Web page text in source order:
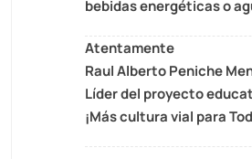
bebidas energéticas o
Atentamente
Raul Alberto Peniche
Líder del proyecto
¡Más cultura vial para